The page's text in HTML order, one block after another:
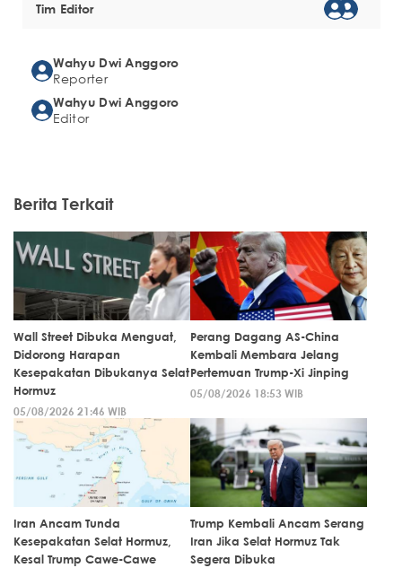
Tim Editor
Wahyu Dwi Anggoro
Reporter
Wahyu Dwi Anggoro
Editor
Berita Terkait
Wall Street Dibuka Menguat,
Didorong Harapan
Kesepakatan Dibukanya Selat
Hormuz
05/08/2026 21:46 WIB
Perang Dagang AS-China
Kembali Membara Jelang
Pertemuan Trump-Xi Jinping
05/08/2026 18:53 WIB
Iran Ancam Tunda
Kesepakatan Selat Hormuz,
Kesal Trump Cawe-Cawe
Trump Kembali Ancam Serang
Iran Jika Selat Hormuz Tak
Segera Dibuka